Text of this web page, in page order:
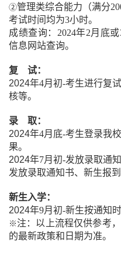
②管理类综合能力（满分
考试时间均为3小时。
成绩查询： 2024年2月底或
信息网站查询。
复 试：
2024年4月初-考生进行复
核等。
录 取：
2024年4月底-考生登录我
果。
2024年7月初-发放录取通
发放录取通知书、新生报
新生入学：
2024年9月初-新生按通知
※注：以上流程仅供参考
的最新政策和日期为准。